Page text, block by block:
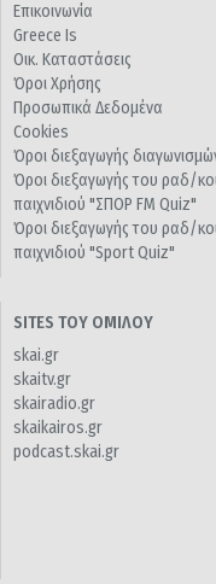
Επικοινωνία
Greece Is
Οικ. Καταστάσεις
Όροι Χρήσης
Προσωπικά Δεδομένα
Cookies
Όροι διεξαγωγής
Όροι διεξαγωγής του ραδ/
παιχνιδιού "ΣΠΟΡ FM Quiz"
Όροι διεξαγωγής του ραδ/
παιχνιδιού "Sport Quiz"
SITES ΤΟΥ ΟΜΙΛΟΥ
skai.gr
skaitv.gr
skairadio.gr
skaikairos.gr
podcast.skai.gr